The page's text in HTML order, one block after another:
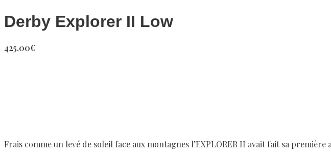
Derby Explorer II Low
425,00€
Frais comme un levé de soleil face aux montagnes l’EXPLORER II avait fait sa